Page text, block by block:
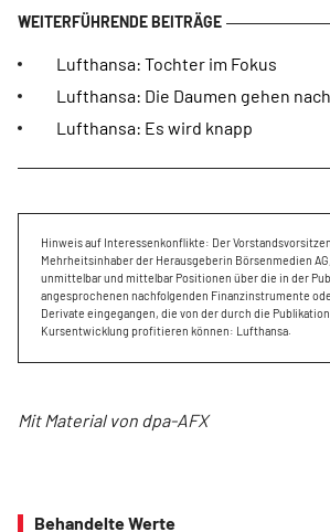
Lufthansa: Tochter im Fokus
Lufthansa: Die Daumen gehen
Lufthansa: Es wird knapp
Hinweis auf Interessenkonflikte: Der
Mehrheitsinhaber der Herausgeberin Börsenmedien
unmittelbar und mittelbar Positionen über die in der
angesprochenen nachfolgenden Finanzinstrumente
Derivate eingegangen, die von der durch die
Kursentwicklung profitieren können: Lufthansa.
Mit Material von dpa-AFX
Behandelte Werte